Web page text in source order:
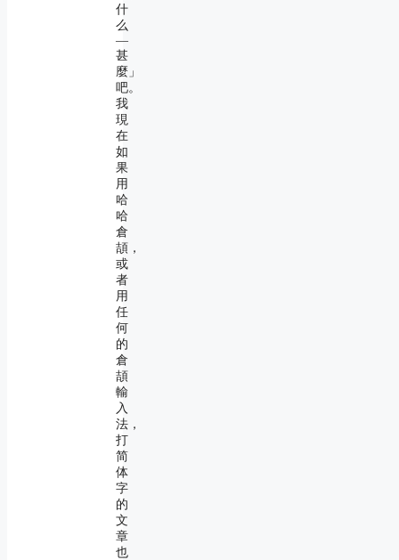
什
么
―
甚
麼」
吧。
我
現
在
如
果
用
哈
哈
倉
頡，
或
者
用
任
何
的
倉
頡
輸
入
法，
打
简
体
字
的
文
章
也